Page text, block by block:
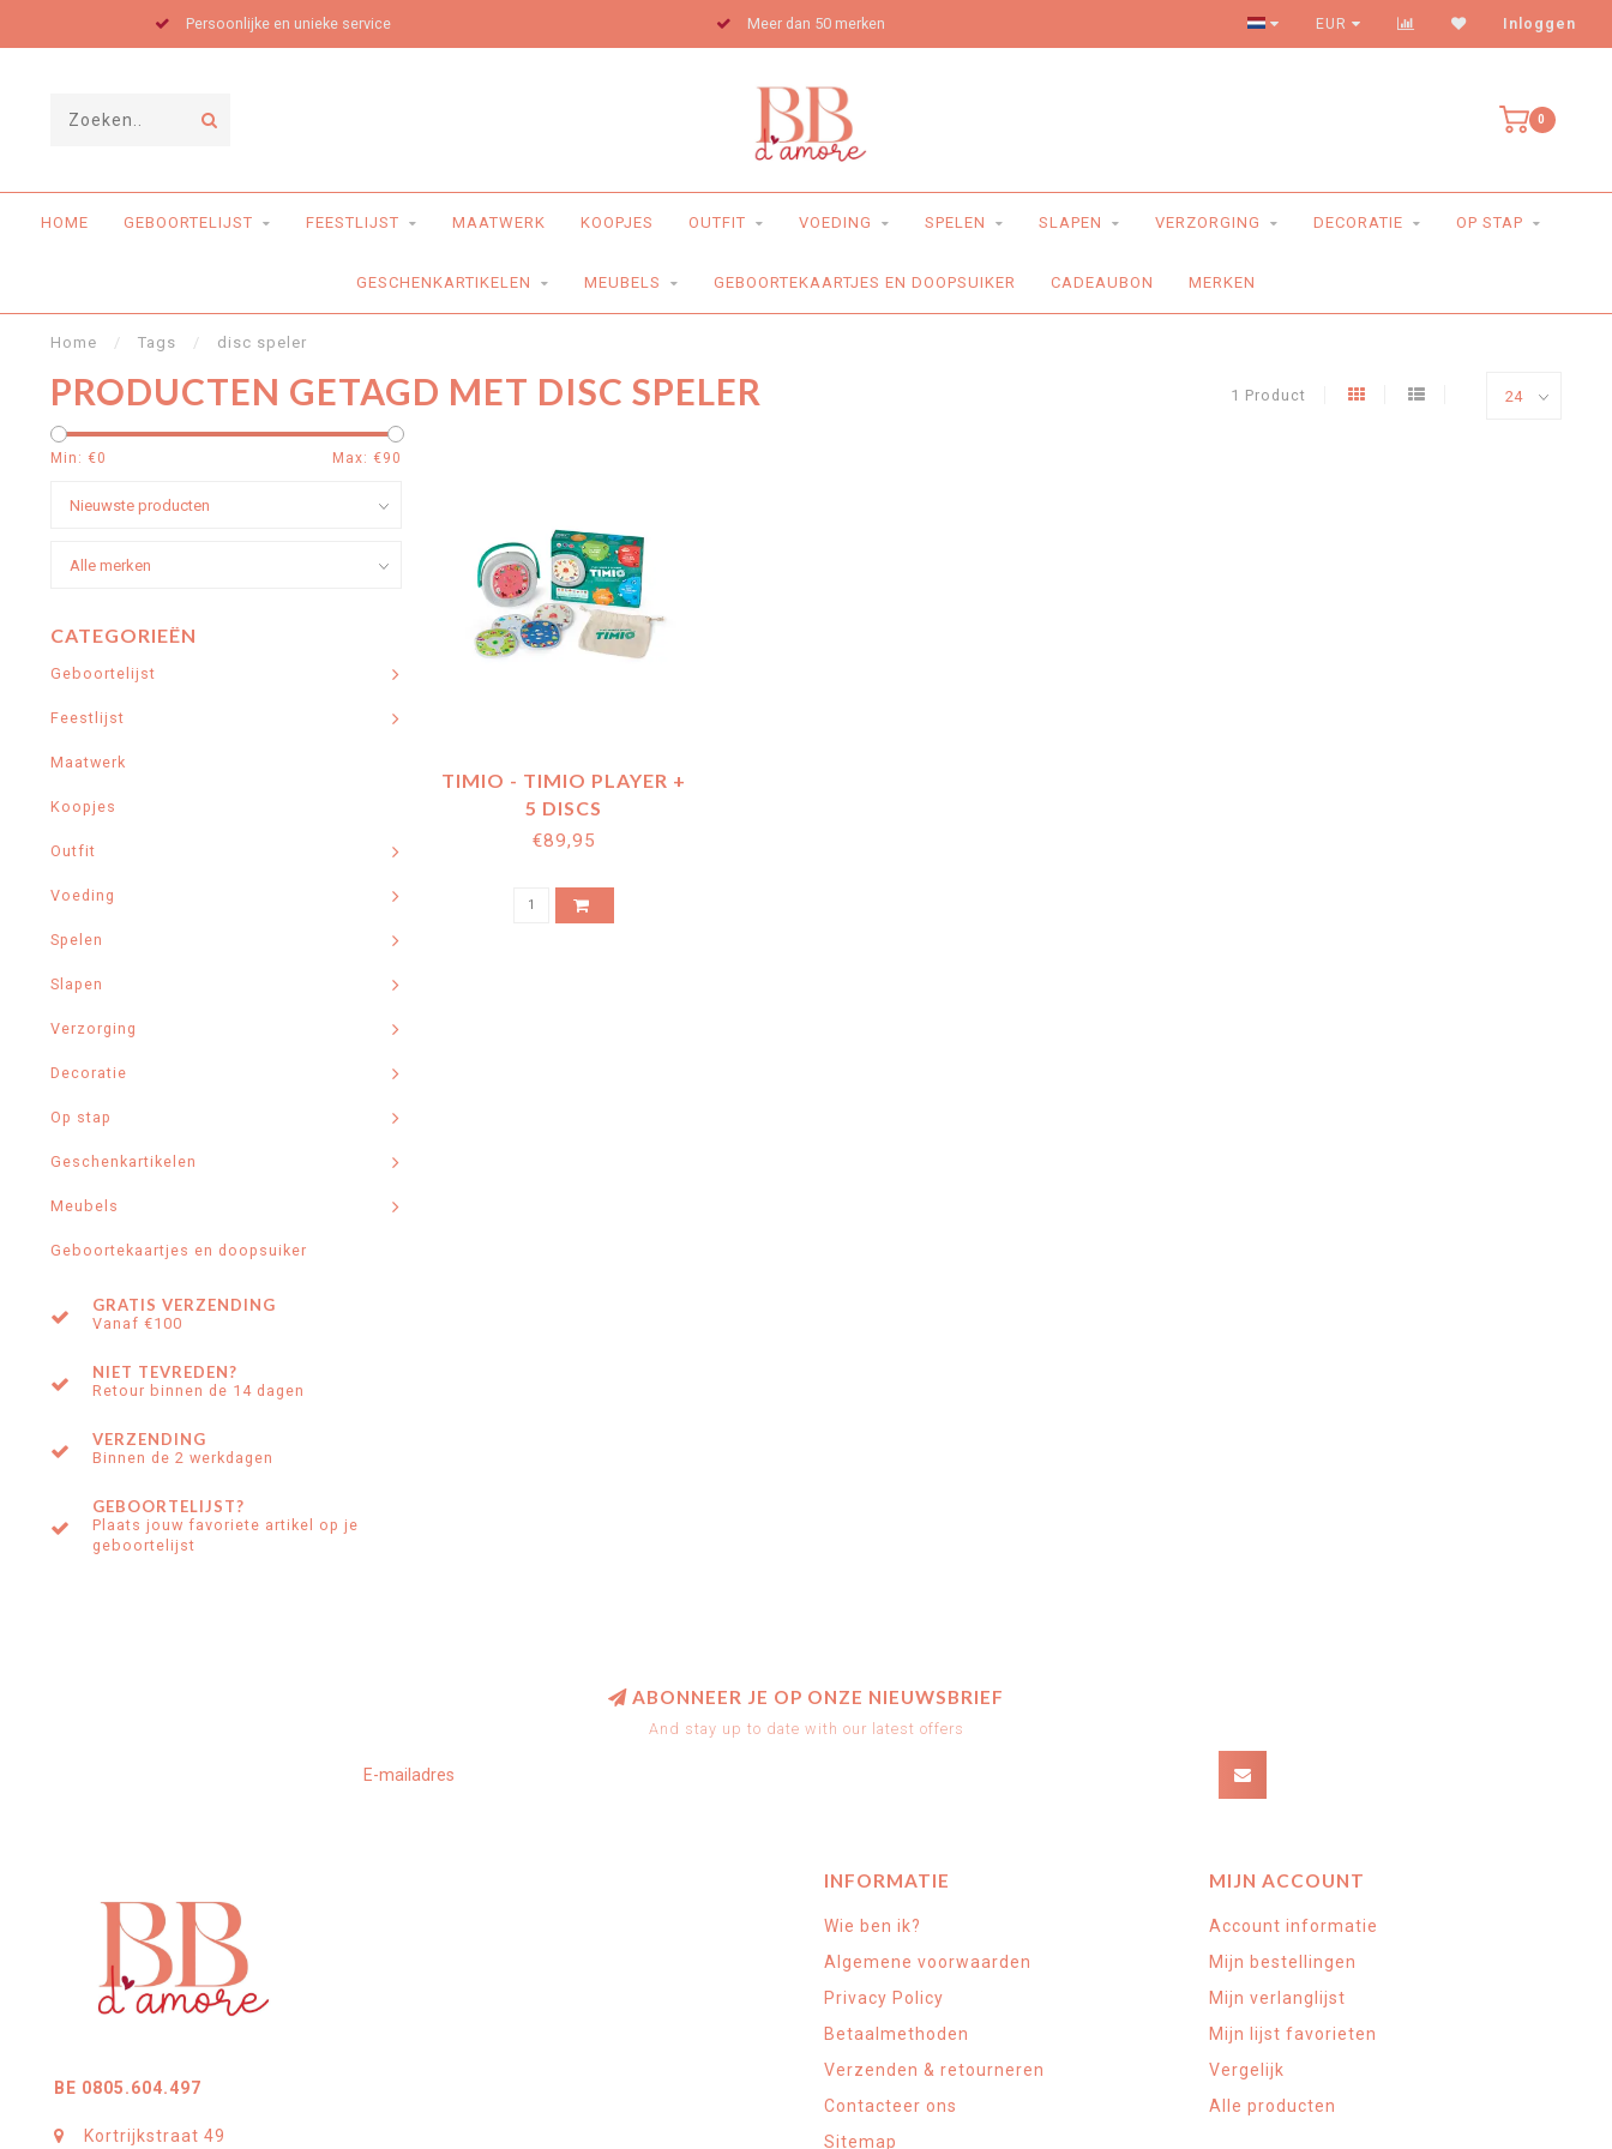
Persoonlijke en unieke service Meer dan 50 merken Levering aan huis
EUR Inloggen
0
HOME GEBOORTELIJST FEESTLIJST MAATWERK KOOPJES OUTFIT VOEDING SPELEN SLAPEN VERZORGING DECORATIE OP STAP
GESCHENKARTIKELEN MEUBELS GEBOORTEKAARTJES EN DOOPSUIKER CADEAUBON MERKEN
Home / Tags / disc speler
PRODUCTEN GETAGD MET DISC SPELER 1 Product
Min: €0 Max: €90
CATEGORIEËN
Geboortelijst
Feestlijst
Maatwerk
Koopjes
Outfit
Voeding
Spelen
Slapen
Verzorging
Decoratie
Op stap
Geschenkartikelen
Meubels
Geboortekaartjes en doopsuiker
GRATIS VERZENDING
Vanaf €100
NIET TEVREDEN?
Retour binnen de 14 dagen
VERZENDING
Binnen de 2 werkdagen
GEBOORTELIJST?
Plaats jouw favoriete artikel op je
geboortelijst
TIMIO - TIMIO PLAYER +
5 DISCS
€89,95
ABONNEER JE OP ONZE NIEUWSBRIEF
And stay up to date with our latest offers
BE 0805.604.497
Kortrijkstraat 49
INFORMATIE
Wie ben ik?
Algemene voorwaarden
Privacy Policy
Betaalmethoden
Verzenden & retourneren
Contacteer ons
Sitemap
MIJN ACCOUNT
Account informatie
Mijn bestellingen
Mijn verlanglijst
Mijn lijst favorieten
Vergelijk
Alle producten